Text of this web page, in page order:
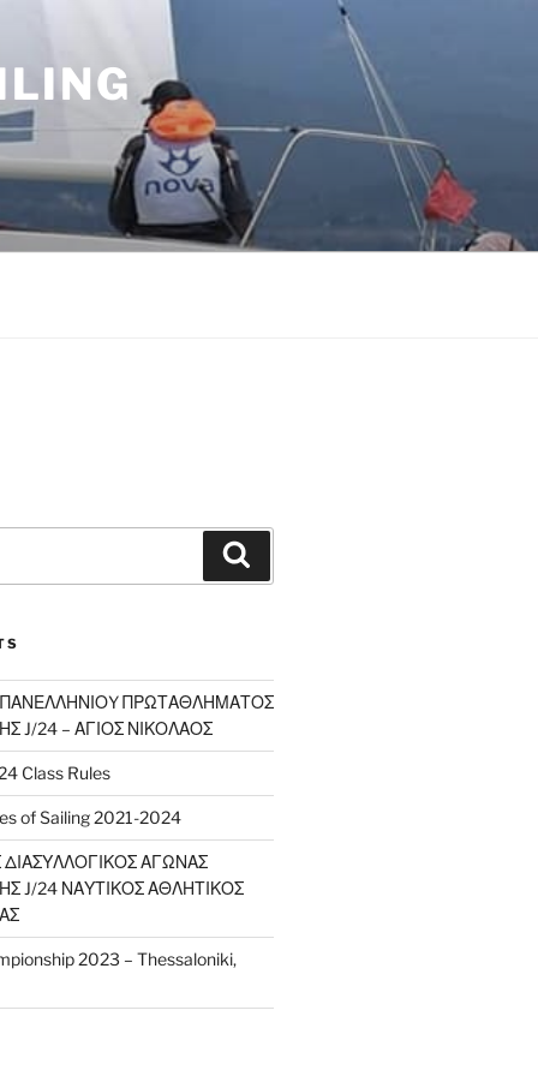
ΠΑΝΕΛΛΗΝΙΟY ΠΡΩΤΑΘΛΗΜΑΤΟΣ
J/24 – ΑΓΙΟΣ ΝΙΚΟΛΑΟΣ
Class Rules
of Sailing 2021-2024
ΑΓΩΝΑΣ
J/24 ΝΑΥΤΙΚΟΣ ΑΘΛΗΤΙΚΟΣ
2023 – Thessaloniki,